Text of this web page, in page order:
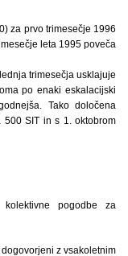
za prvo trimesečje 1996
leta 1995 poveča
trimesečja usklajuje
po enaki eskalacijski
Tako določena
SIT in s 1. oktobrom
pogodbe za
z vsakoletnim